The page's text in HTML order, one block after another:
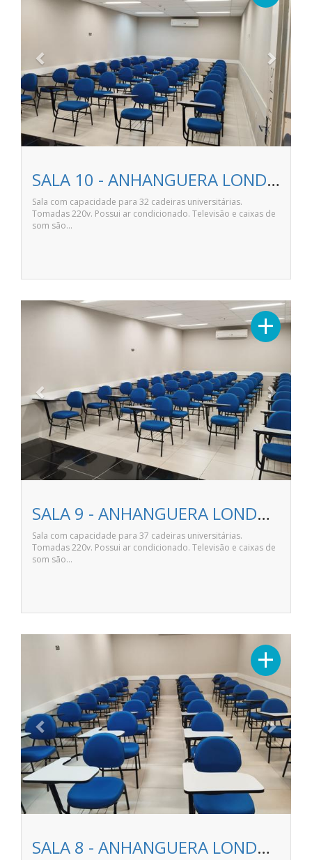
SALA 10 - ANHANGUERA LONDRINA NORTE SHOPPING
Sala com capacidade para 32 cadeiras universitárias.
Tomadas 220v. Possui ar condicionado. Televisão e caixas de
som são…
+
Previous Next
SALA 9 - ANHANGUERA LONDRINA NORTE SHOPPING
Sala com capacidade para 37 cadeiras universitárias.
Tomadas 220v. Possui ar condicionado. Televisão e caixas de
som são…
+
Previous Next
SALA 8 - ANHANGUERA LONDRINA NORTE SHOPPING